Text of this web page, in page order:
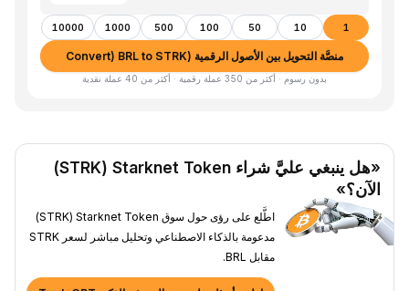
1
10
50
100
500
1000
10000
منصَّة التحويل بين الأصول الرقمية (Convert) BRL to STRK
بدون رسوم · أكثر من 350 عملة رقمية · أكثر من 40 عملة نقدية
«هل ينبغي عليَّ شراء Starknet Token ‏(STRK)
الآن؟»
اطَّلع على رؤى حول سوق Starknet Token ‏(STRK)
مدعومة بالذكاء الاصطناعي وتحليل مباشر لسعر STRK
مقابل BRL.